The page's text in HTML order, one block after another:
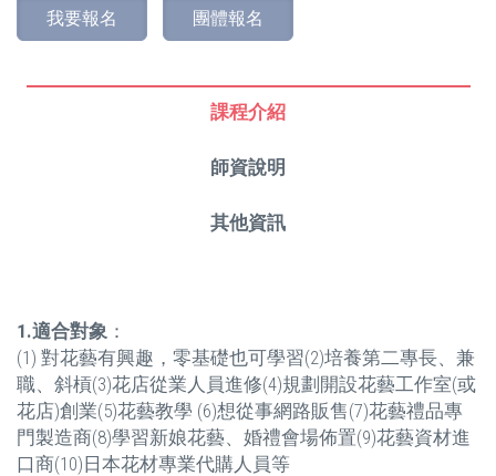
我要報名 團體報名
課程介紹
師資說明
其他資訊
1.適合對象 ：
(1) 對花藝有興趣，零基礎也可學習(2)培養第二專長、兼
職、斜槓(3)花店從業人員進修(4)規劃開設花藝工作室(或
花店)創業(5)花藝教學 (6)想從事網路販售(7)花藝禮品專
門製造商(8)學習新娘花藝、婚禮會場佈置(9)花藝資材進
口商(10)日本花材專業代購人員等